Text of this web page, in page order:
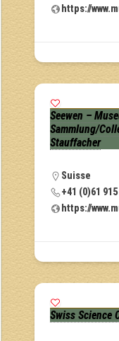
https://
Seewen –
Sammlung/
Stauffacher
Suisse
+41 (0)61 915
https://
Swiss Science